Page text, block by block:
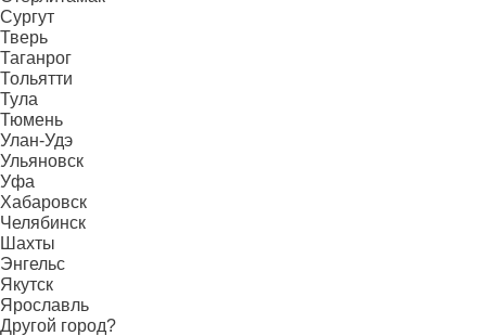
Сургут
Тверь
Таганрог
Тольятти
Тула
Тюмень
Улан-Удэ
Ульяновск
Уфа
Хабаровск
Челябинск
Шахты
Энгельс
Якутск
Ярославль
Другой город?